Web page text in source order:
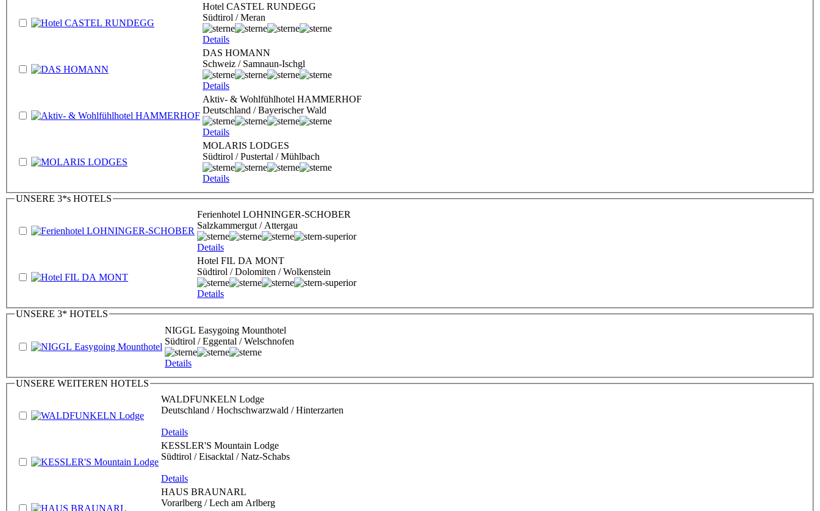
Hotel CASTEL RUNDEGG
Südtirol / Meran
Details
DAS HOMANN
Schweiz / Samnaun-Ischgl
Details
Aktiv- & Wohlfühlhotel HAMMERHOF
Deutschland / Bayerischer Wald
Details
MOLARIS LODGES
Südtirol / Pustertal / Mühlbach
Details
UNSERE 3*s HOTELS
Ferienhotel LOHNINGER-SCHOBER
Salzkammergut / Attergau
Details
Hotel FIL DA MONT
Südtirol / Dolomiten / Wolkenstein
Details
UNSERE 3* HOTELS
NIGGL Easygoing Mounthotel
Südtirol / Eggental / Welschnofen
Details
UNSERE WEITEREN HOTELS
WALDFUNKELN Lodge
Deutschland / Hochschwarzwald / Hinterzarten
Details
KESSLER'S Mountain Lodge
Südtirol / Eisacktal / Natz-Schabs
Details
HAUS BRAUNARL
Vorarlberg / Lech am Arlberg